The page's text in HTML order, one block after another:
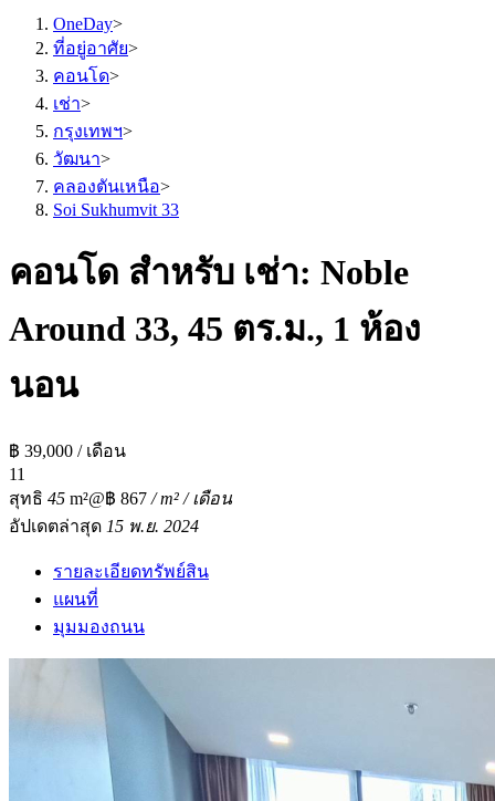
OneDay>
ที่อยู่อาศัย>
คอนโด>
เช่า>
กรุงเทพฯ>
วัฒนา>
คลองตันเหนือ>
Soi Sukhumvit 33
คอนโด สำหรับ เช่า: Noble
Around 33, 45 ตร.ม., 1 ห้อง
นอน
฿ 39,000 / เดือน
11
สุทธิ 45 m²@฿ 867 / m² / เดือน
อัปเดตล่าสุด 15 พ.ย. 2024
รายละเอียดทรัพย์สิน
แผนที่
มุมมองถนน